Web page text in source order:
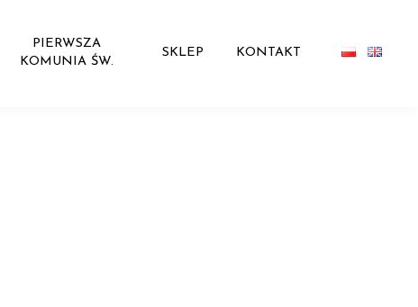
PIERWSZA
KOMUNIA ŚW.
SKLEP KONTAKT